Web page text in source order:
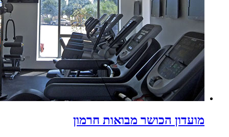
מועדון הכושר מבואות חרמון